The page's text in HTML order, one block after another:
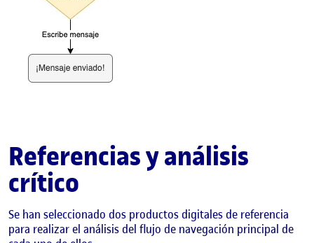
Referencias y análisis
crítico
Se han seleccionado dos productos digitales de referencia
para realizar el análisis del flujo de navegación principal de